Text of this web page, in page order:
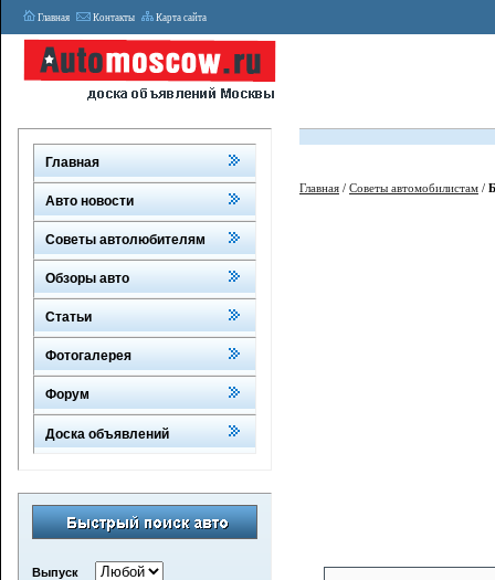
Главная Контакты Карта сайта
Главная
Авто новости
Советы автолюбителям
Обзоры авто
Статьи
Фотогалерея
Форум
Доска объявлений
Выпуск
Главная / Советы автомобилистам /